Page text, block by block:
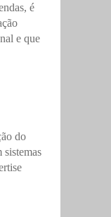
é
e que
do
sistemas